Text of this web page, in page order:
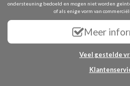
ondersteuning bedoeld en mogen niet worden
of als enige vorm van
Meer
Veel gestelde